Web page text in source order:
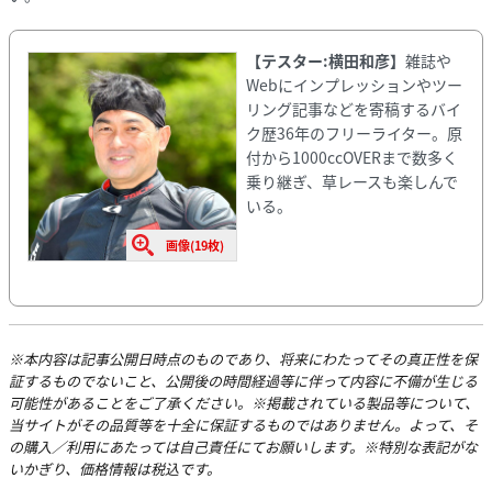
画像(19枚)
【テスター:横田和彦】 雑誌や
Webにインプレッションやツー
リング記事などを寄稿するバイ
ク歴36年のフリーライター。原
付から1000ccOVERまで数多く
乗り継ぎ、草レースも楽しんで
いる。
※本内容は記事公開日時点のものであり、将来にわたってその真正性を保
証するものでないこと、公開後の時間経過等に伴って内容に不備が生じる
可能性があることをご了承ください。※掲載されている製品等について、
当サイトがその品質等を十全に保証するものではありません。よって、そ
の購入／利用にあたっては自己責任にてお願いします。※特別な表記がな
いかぎり、価格情報は税込です。